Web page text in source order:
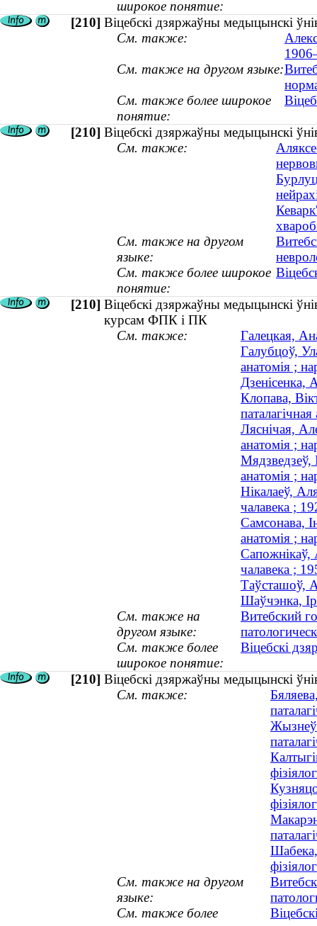
широкое понятие:
[210] Віцебскі дзяржаўны медыцынскі
См. также:
См. также на другом языке:
См. также более широкое
понятие:
[210] Віцебскі дзяржаўны медыцынскі
См. также:
См. также на другом
языке:
См. также более широкое
понятие:
[210] Віцебскі дзяржаўны медыцынскі
курсам ФПК і ПК
См. также:
Галецкая,
Галубцоў,
анатомія ;
Дзенісенка,
Клопава,
Ляснічая,
анатомія ;
Мядзведзеў,
анатомія ;
Нікалаеў,
чалавека ;
Самсонава,
анатомія ;
Сапожнікаў,
чалавека ;
Таўсташоў,
Шаўчэнка,
См. также на
другом языке:
Витебский
См. также более
широкое понятие:
Віцебскі
[210] Віцебскі дзяржаўны медыцынскі
См. также:
Шабека,
См. также на другом
языке:
См. также более